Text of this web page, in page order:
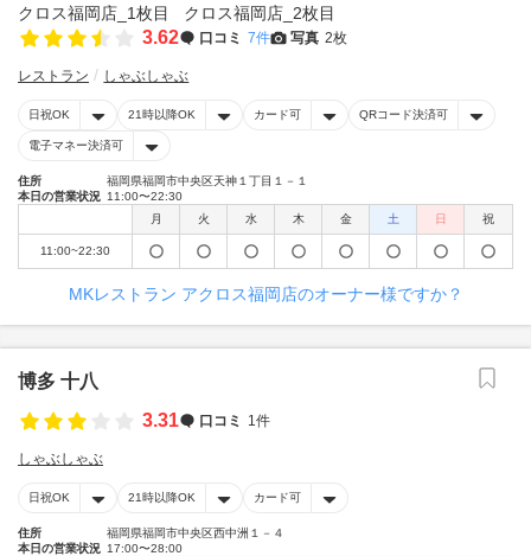
3.62 口コミ 7件 写真 2枚
レストラン しゃぶしゃぶ
日祝OK 21時以降OK カード可 QRコード決済可
電子マネー決済可
住所
福岡県福岡市中央区天神１丁目１－１
本日の営業状況 11:00〜22:30
月
火 水 木 金 土 日 祝
11:00~22:30
MKレストラン アクロス福岡店のオーナー様ですか？
博多 十八
3.31
口コミ 1件
しゃぶしゃぶ
日祝OK 21時以降OK カード可
住所
福岡県福岡市中央区西中洲１－４
本日の営業状況 17:00〜28:00